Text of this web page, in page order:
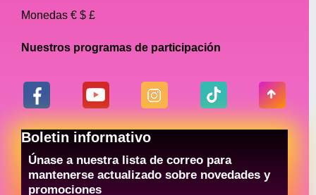
Monedas € $ £
Nuestros programas de participación
Boletin informativo
Únase a nuestra lista de correo para
mantenerse actualizado sobre novedades y
promociones